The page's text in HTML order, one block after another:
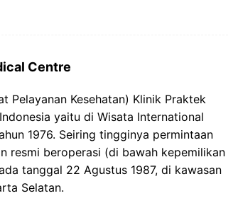
Centre
Pelayanan Kesehatan) Klinik Praktek
yaitu di Wisata International
1976. Seiring tingginya permintaan
resmi beroperasi (di bawah kepemilikan
tanggal 22 Agustus 1987, di kawasan
Selatan.